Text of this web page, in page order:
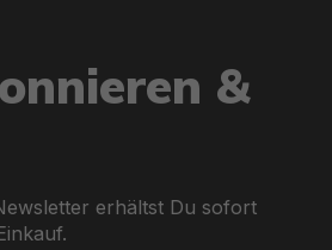
&
erhältst Du sofort